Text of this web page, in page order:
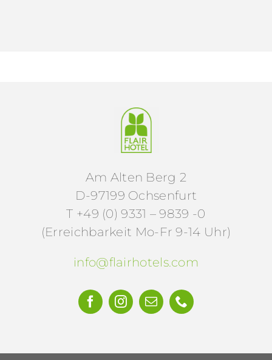
Am Alten Berg 2
D-97199 Ochsenfurt
T +49 (0) 9331 – 9839 -0
(Erreichbarkeit Mo-Fr 9-14 Uhr)
info@flairhotels.com